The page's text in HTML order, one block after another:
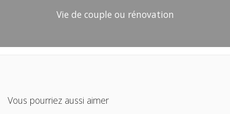
Vie de couple ou rénovation
Vous pourriez aussi aimer